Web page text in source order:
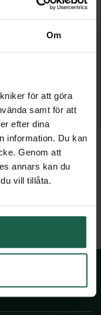
Om
för att göra
samt för att
efter dina
information. Du kan
Genom att
annars kan du
vill tillåta.
kr